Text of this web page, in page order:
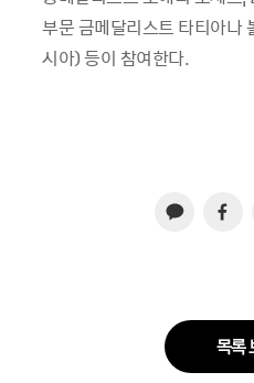
부문 금메달리스트 타티아나
시아) 등이 참여한다.
목록